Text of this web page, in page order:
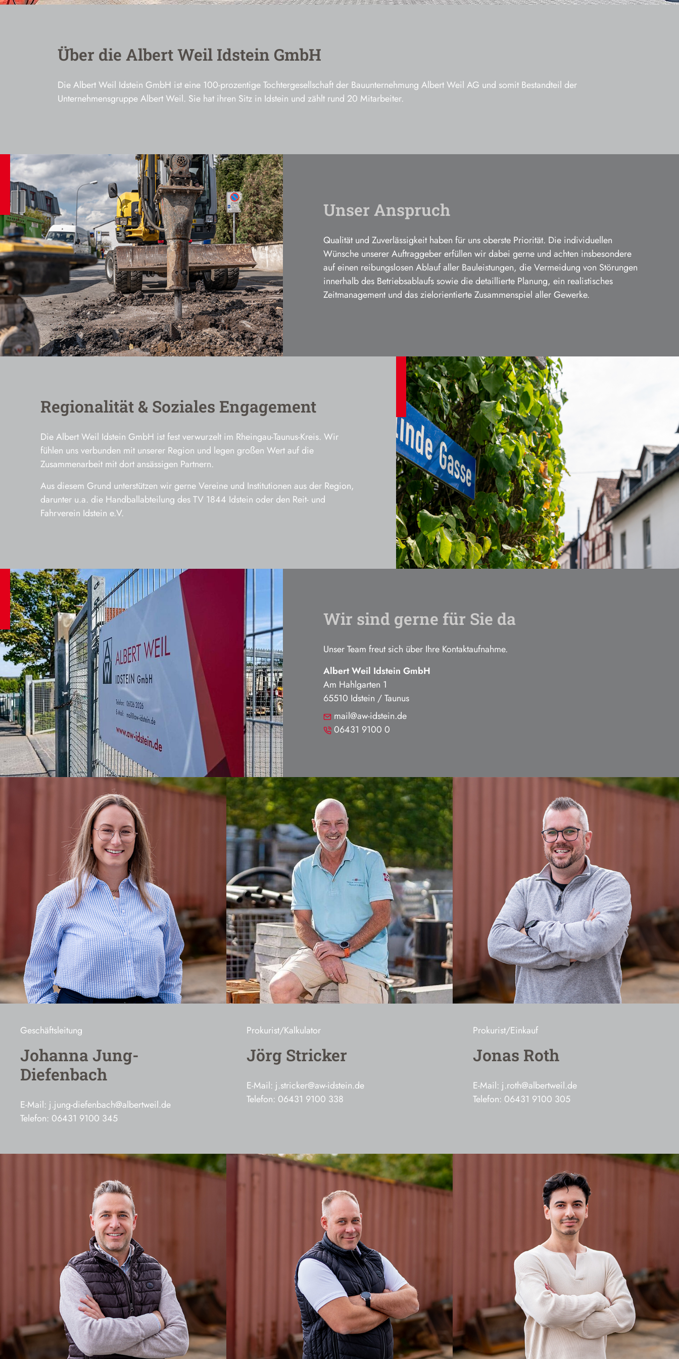
Über die Albert Weil Idstein GmbH
Die Albert Weil Idstein GmbH ist eine 100-prozentige Tochtergesellschaft der Bauunternehmung Albert Weil AG und somit Bestandteil der
Unternehmensgruppe Albert Weil. Sie hat ihren Sitz in Idstein und zählt rund 20 Mitarbeiter.
Unser Anspruch
Qualität und Zuverlässigkeit haben für uns oberste Priorität. Die individuellen
Wünsche unserer Auftraggeber erfüllen wir dabei gerne und achten insbesondere
auf einen reibungslosen Ablauf aller Bauleistungen, die Vermeidung von Störungen
innerhalb des Betriebsablaufs sowie die detaillierte Planung, ein realistisches
Zeitmanagement und das zielorientierte Zusammenspiel aller Gewerke.
Regionalität & Soziales Engagement
Die Albert Weil Idstein GmbH ist fest verwurzelt im Rheingau-Taunus-Kreis. Wir
fühlen uns verbunden mit unserer Region und legen großen Wert auf die
Zusammenarbeit mit dort ansässigen Partnern.
Aus diesem Grund unterstützen wir gerne Vereine und Institutionen aus der Region,
darunter u.a. die Handballabteilung des TV 1844 Idstein oder den Reit- und
Fahrverein Idstein e.V.
Wir sind gerne für Sie da
Unser Team freut sich über Ihre Kontaktaufnahme.
Albert Weil Idstein GmbH
Am Hahlgarten 1
65510 Idstein / Taunus
mail@aw-idstein.de
06431 9100 0
Geschäftsleitung
Johanna Jung-
Diefenbach
E-Mail: j.jung-diefenbach@albertweil.de
Telefon: 06431 9100 345
Prokurist/Kalkulator
Jörg Stricker
E-Mail: j.stricker@aw-idstein.de
Telefon: 06431 9100 338
Prokurist/Einkauf
Jonas Roth
E-Mail: j.roth@albertweil.de
Telefon: 06431 9100 305